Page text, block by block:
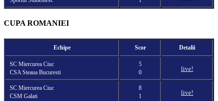
CUPA ROMANIEI
Echipe Scor Detalii
SC Miercurea Ciuc
CSA Steaua Bucuresti
5
0
live!
SC Miercurea Ciuc
CSM Galati
8
1
live!